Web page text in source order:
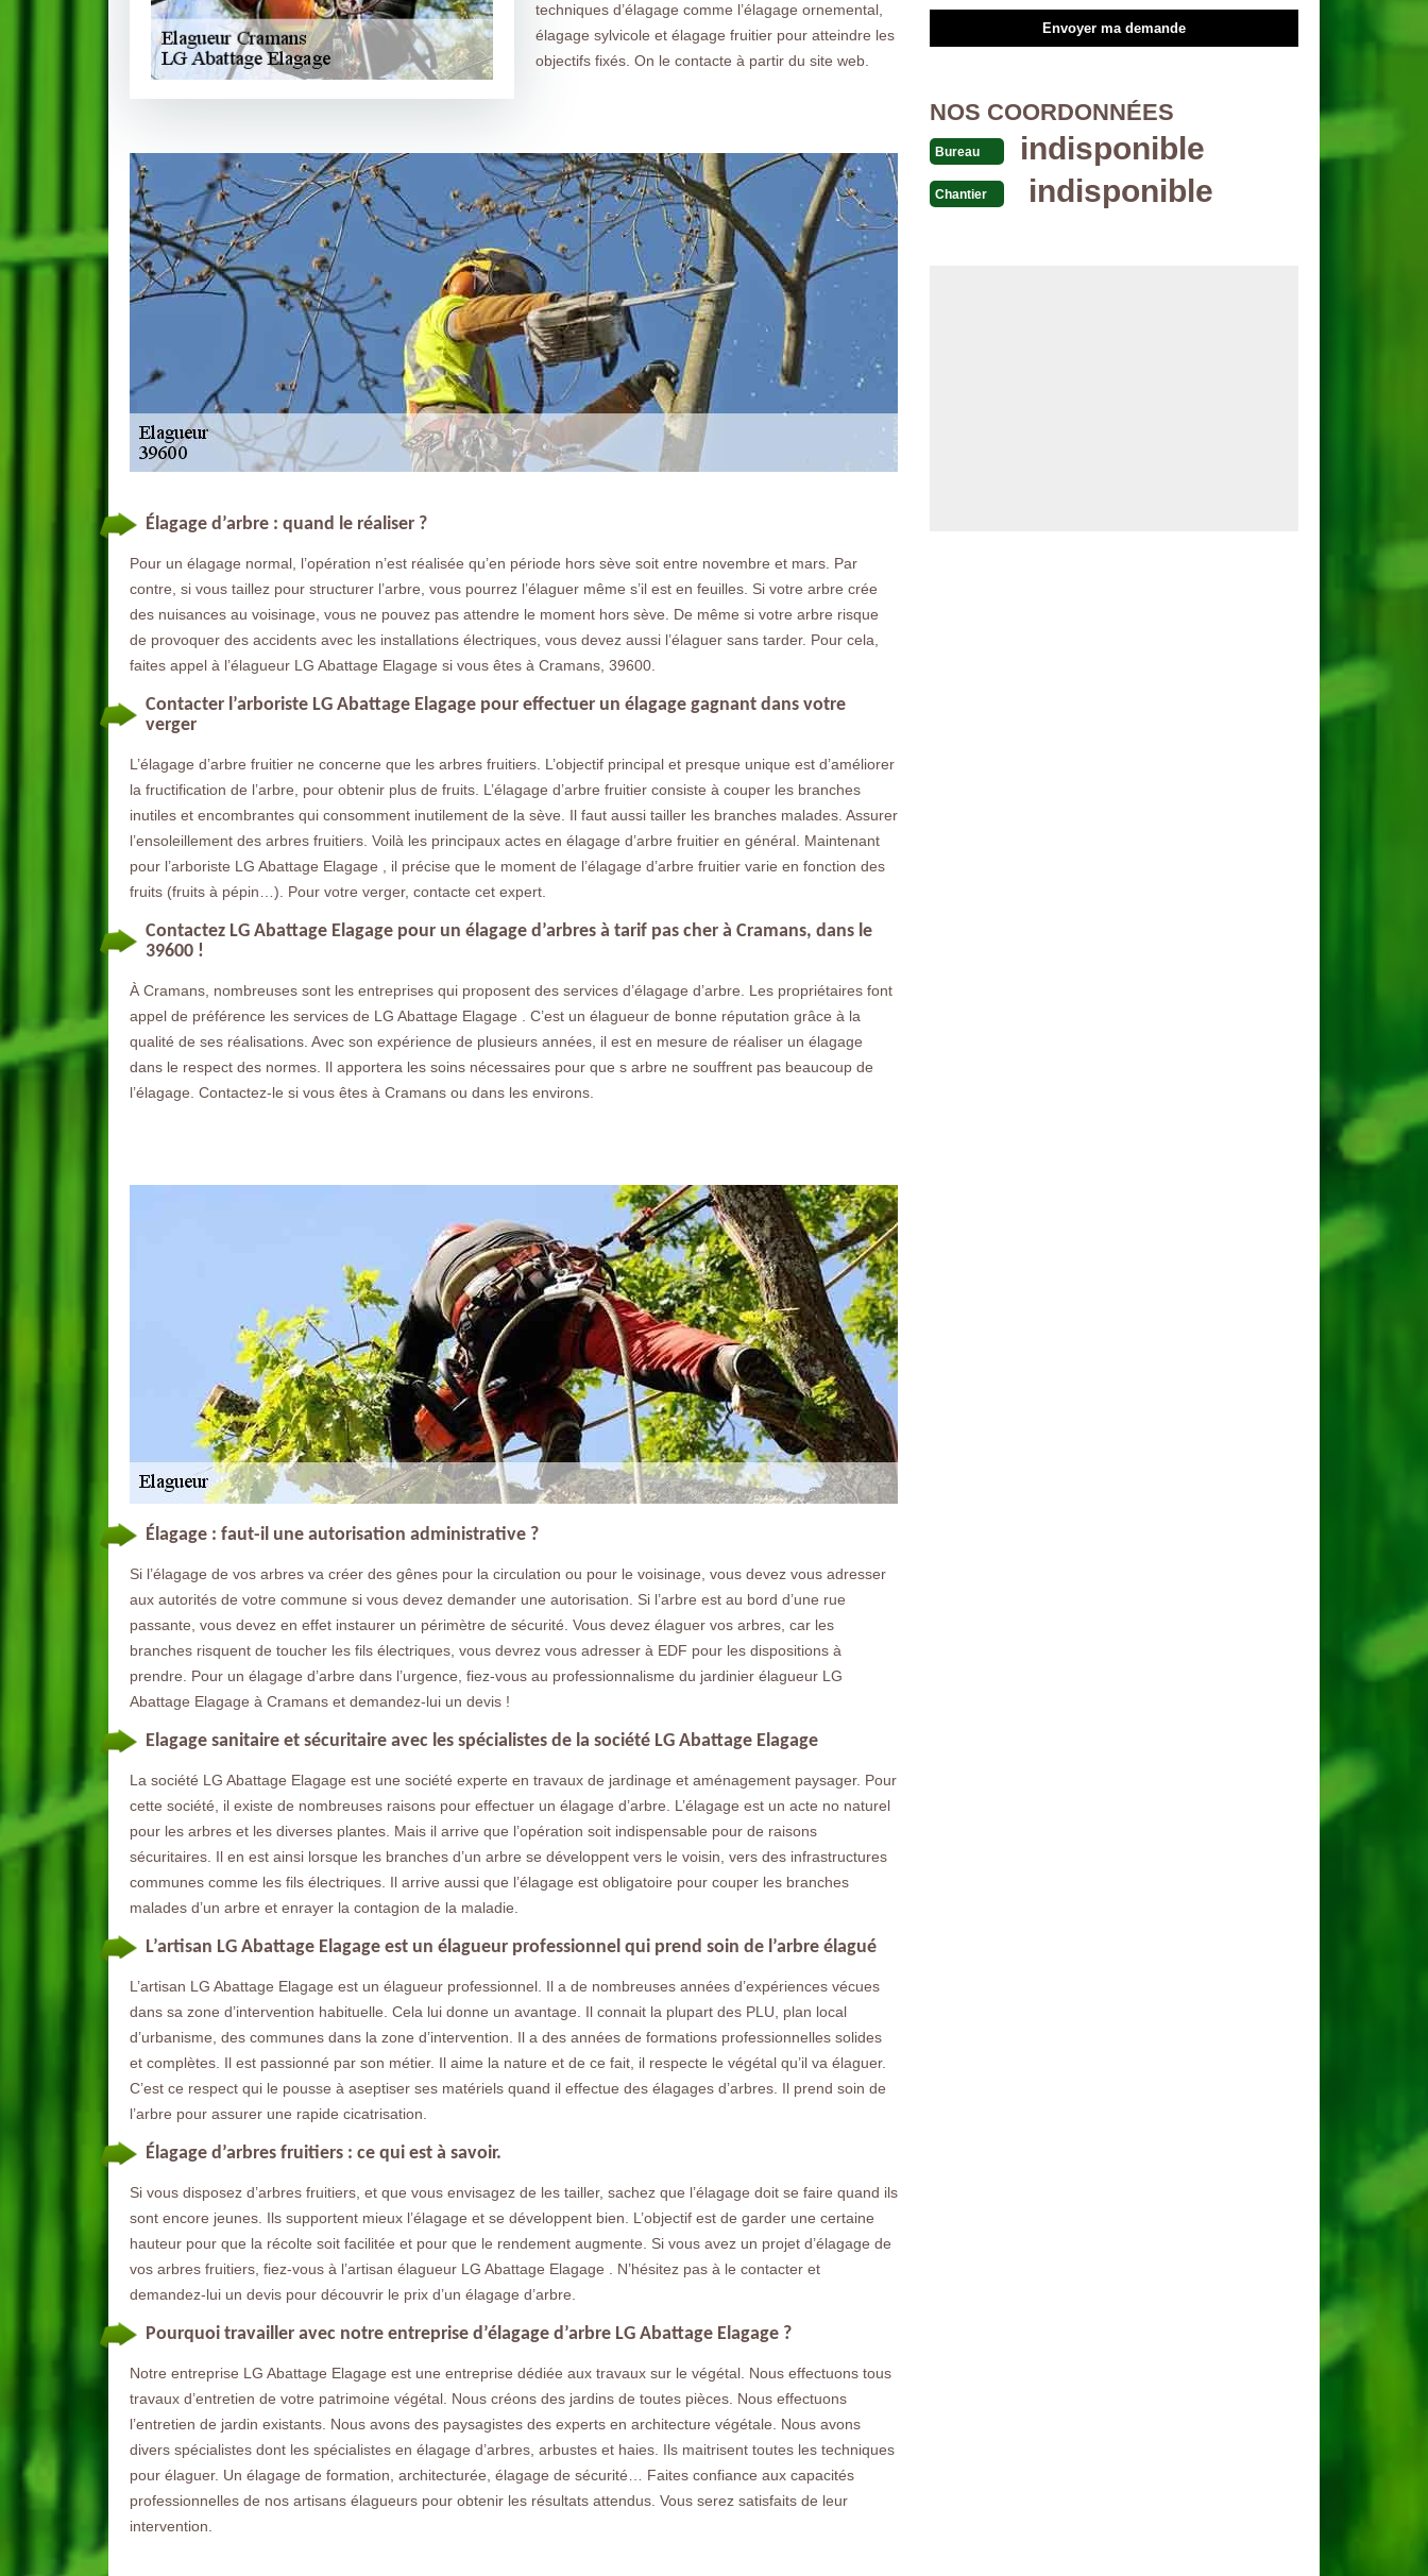
techniques d’élagage comme l’élagage ornemental,
élagage sylvicole et élagage fruitier pour atteindre les
objectifs fixés. On le contacte à partir du site web.
Élagage d’arbre : quand le réaliser ?
Pour un élagage normal, l’opération n’est réalisée qu’en période hors sève soit entre novembre et mars. Par
contre, si vous taillez pour structurer l’arbre, vous pourrez l’élaguer même s’il est en feuilles. Si votre arbre crée
des nuisances au voisinage, vous ne pouvez pas attendre le moment hors sève. De même si votre arbre risque
de provoquer des accidents avec les installations électriques, vous devez aussi l’élaguer sans tarder. Pour cela,
faites appel à l’élagueur LG Abattage Elagage si vous êtes à Cramans, 39600.
Contacter l’arboriste LG Abattage Elagage pour effectuer un élagage gagnant dans votre
verger
L’élagage d’arbre fruitier ne concerne que les arbres fruitiers. L’objectif principal et presque unique est d’améliorer
la fructification de l’arbre, pour obtenir plus de fruits. L’élagage d’arbre fruitier consiste à couper les branches
inutiles et encombrantes qui consomment inutilement de la sève. Il faut aussi tailler les branches malades. Assurer
l’ensoleillement des arbres fruitiers. Voilà les principaux actes en élagage d’arbre fruitier en général. Maintenant
pour l’arboriste LG Abattage Elagage , il précise que le moment de l’élagage d’arbre fruitier varie en fonction des
fruits (fruits à pépin…). Pour votre verger, contacte cet expert.
Contactez LG Abattage Elagage pour un élagage d’arbres à tarif pas cher à Cramans, dans le
39600 !
À Cramans, nombreuses sont les entreprises qui proposent des services d’élagage d’arbre. Les propriétaires font
appel de préférence les services de LG Abattage Elagage . C’est un élagueur de bonne réputation grâce à la
qualité de ses réalisations. Avec son expérience de plusieurs années, il est en mesure de réaliser un élagage
dans le respect des normes. Il apportera les soins nécessaires pour que s arbre ne souffrent pas beaucoup de
l’élagage. Contactez-le si vous êtes à Cramans ou dans les environs.
Élagage : faut-il une autorisation administrative ?
Si l’élagage de vos arbres va créer des gênes pour la circulation ou pour le voisinage, vous devez vous adresser
aux autorités de votre commune si vous devez demander une autorisation. Si l’arbre est au bord d’une rue
passante, vous devez en effet instaurer un périmètre de sécurité. Vous devez élaguer vos arbres, car les
branches risquent de toucher les fils électriques, vous devrez vous adresser à EDF pour les dispositions à
prendre. Pour un élagage d’arbre dans l’urgence, fiez-vous au professionnalisme du jardinier élagueur LG
Abattage Elagage à Cramans et demandez-lui un devis !
Elagage sanitaire et sécuritaire avec les spécialistes de la société LG Abattage Elagage
La société LG Abattage Elagage est une société experte en travaux de jardinage et aménagement paysager. Pour
cette société, il existe de nombreuses raisons pour effectuer un élagage d’arbre. L’élagage est un acte no naturel
pour les arbres et les diverses plantes. Mais il arrive que l’opération soit indispensable pour de raisons
sécuritaires. Il en est ainsi lorsque les branches d’un arbre se développent vers le voisin, vers des infrastructures
communes comme les fils électriques. Il arrive aussi que l’élagage est obligatoire pour couper les branches
malades d’un arbre et enrayer la contagion de la maladie.
L’artisan LG Abattage Elagage est un élagueur professionnel qui prend soin de l’arbre élagué
L’artisan LG Abattage Elagage est un élagueur professionnel. Il a de nombreuses années d’expériences vécues
dans sa zone d’intervention habituelle. Cela lui donne un avantage. Il connait la plupart des PLU, plan local
d’urbanisme, des communes dans la zone d’intervention. Il a des années de formations professionnelles solides
et complètes. Il est passionné par son métier. Il aime la nature et de ce fait, il respecte le végétal qu’il va élaguer.
C’est ce respect qui le pousse à aseptiser ses matériels quand il effectue des élagages d’arbres. Il prend soin de
l’arbre pour assurer une rapide cicatrisation.
Élagage d’arbres fruitiers : ce qui est à savoir.
Si vous disposez d’arbres fruitiers, et que vous envisagez de les tailler, sachez que l’élagage doit se faire quand ils
sont encore jeunes. Ils supportent mieux l’élagage et se développent bien. L’objectif est de garder une certaine
hauteur pour que la récolte soit facilitée et pour que le rendement augmente. Si vous avez un projet d’élagage de
vos arbres fruitiers, fiez-vous à l’artisan élagueur LG Abattage Elagage . N’hésitez pas à le contacter et
demandez-lui un devis pour découvrir le prix d’un élagage d’arbre.
Pourquoi travailler avec notre entreprise d’élagage d’arbre LG Abattage Elagage ?
Notre entreprise LG Abattage Elagage est une entreprise dédiée aux travaux sur le végétal. Nous effectuons tous
travaux d’entretien de votre patrimoine végétal. Nous créons des jardins de toutes pièces. Nous effectuons
l’entretien de jardin existants. Nous avons des paysagistes des experts en architecture végétale. Nous avons
divers spécialistes dont les spécialistes en élagage d’arbres, arbustes et haies. Ils maitrisent toutes les techniques
pour élaguer. Un élagage de formation, architecturée, élagage de sécurité… Faites confiance aux capacités
professionnelles de nos artisans élagueurs pour obtenir les résultats attendus. Vous serez satisfaits de leur
intervention.
NOS COORDONNÉES
Bureau indisponible
Chantier indisponible